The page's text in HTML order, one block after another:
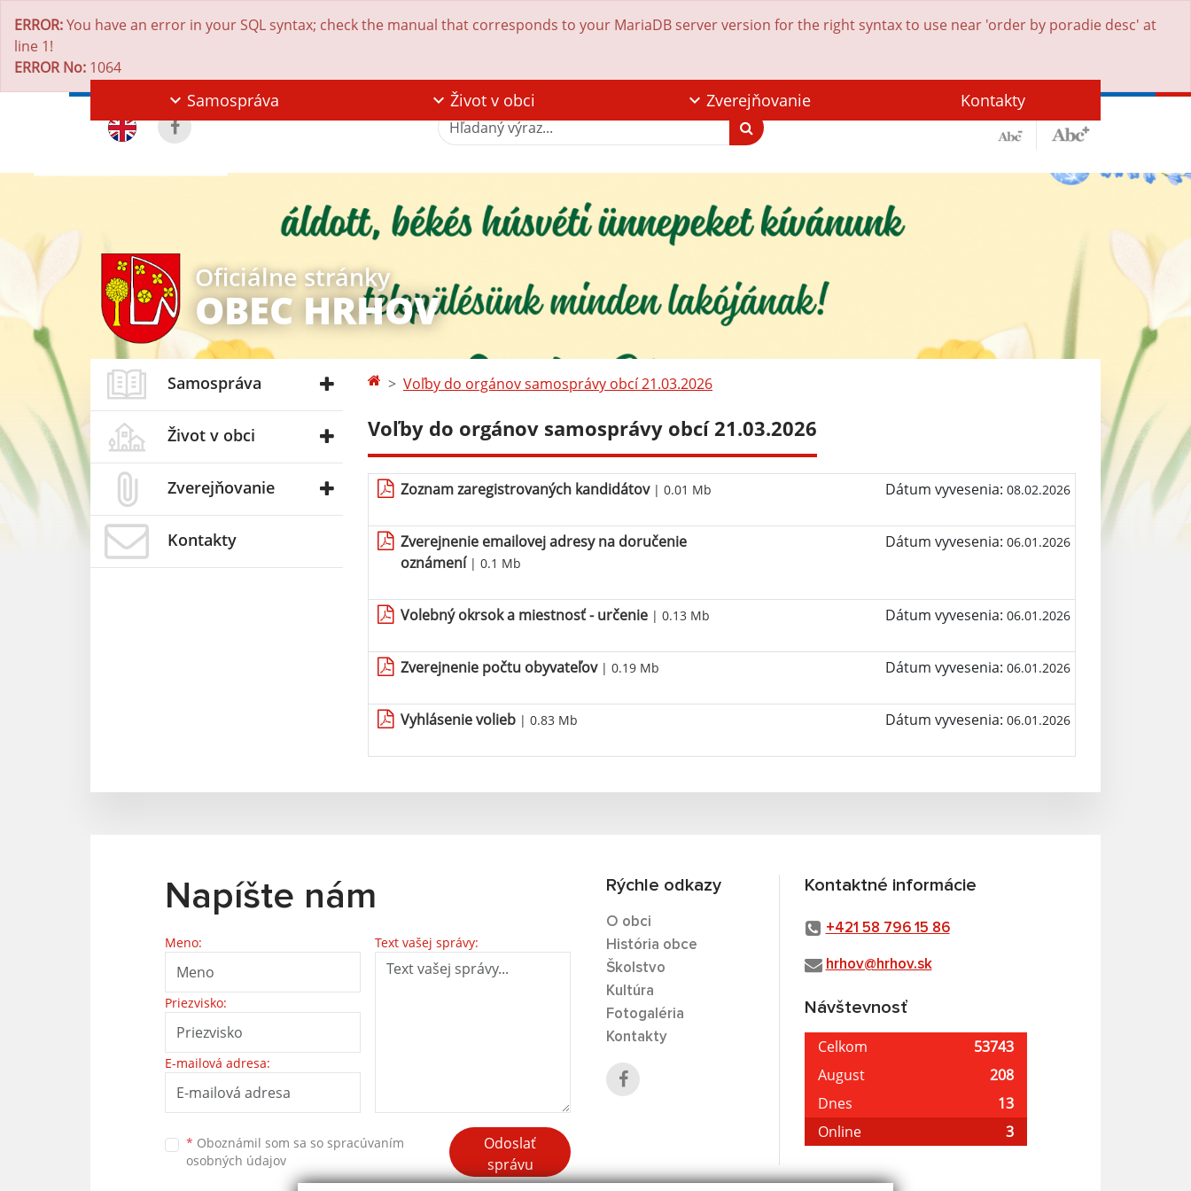
ERROR:You have an error in your SQL syntax; check the manual that corresponds to your MariaDB server version for the right syntax to use near 'order by poradie desc' at
line 1!
ERROR No: 1064
Hľadaný výraz...
Samospráva Život v obci Zverejňovanie Kontakty
Oficiálne stránky
OBEC HRHOV
Samospráva
Život v obci
Zverejňovanie
Kontakty
Voľby do orgánov samosprávy obcí 21.03.2026
Voľby do orgánov samosprávy obcí 21.03.2026
Zoznam zaregistrovaných kandidátov| 0.01 Mb Dátum vyvesenia: 08.02.2026
Zverejnenie emailovej adresy na doručenie
oznámení| 0.1 Mb
Dátum vyvesenia: 06.01.2026
Volebný okrsok a miestnosť - určenie | 0.13 Mb Dátum vyvesenia: 06.01.2026
Zverejnenie počtu obyvateľov| 0.19 Mb Dátum vyvesenia: 06.01.2026
Vyhlásenie volieb | 0.83 Mb Dátum vyvesenia: 06.01.2026
Napíšte nám
Meno:
Priezvisko:
E-mailová adresa:
Text vašej správy:
* Oboznámil som sa so spracúvaním
osobných údajov
Odoslať
správu
Rýchle odkazy
O obci
História obce
Školstvo
Kultúra
Fotogaléria
Kontakty
Kontaktné informácie
+421 58 796 15 86
hrhov@hrhov.sk
Návštevnosť